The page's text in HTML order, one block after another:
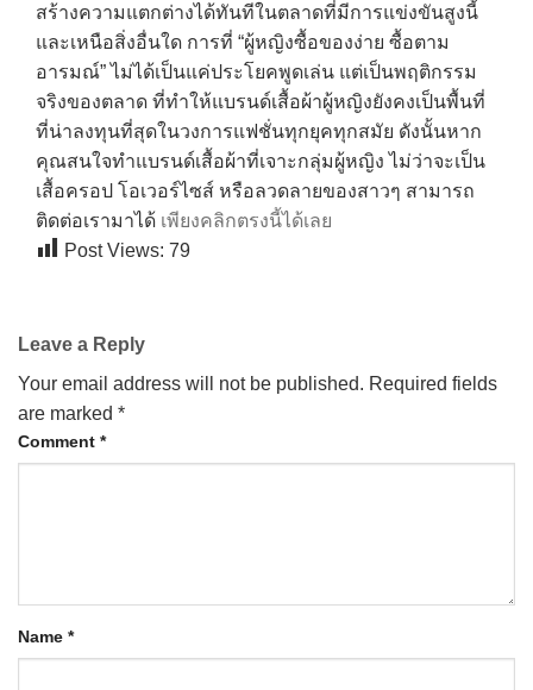
สร้างความแตกต่างได้ทันทีในตลาดที่มีการแข่งขันสูงนี้
และเหนือสิ่งอื่นใด การที่ “ผู้หญิงซื้อของง่าย ซื้อตาม
อารมณ์” ไม่ได้เป็นแค่ประโยคพูดเล่น แต่เป็นพฤติกรรม
จริงของตลาด ที่ทำให้แบรนด์เสื้อผ้าผู้หญิงยังคงเป็นพื้นที่
ที่น่าลงทุนที่สุดในวงการแฟชั่นทุกยุคทุกสมัย ดังนั้นหาก
คุณสนใจทำแบรนด์เสื้อผ้าที่เจาะกลุ่มผู้หญิง ไม่ว่าจะเป็น
เสื้อครอป โอเวอร์ไซส์ หรือลวดลายของสาวๆ สามารถ
ติดต่อเรามาได้ เพียงคลิกตรงนี้ได้เลย
Post Views: 79
Leave a Reply
Your email address will not be published. Required fields
are marked *
Comment *
Name *